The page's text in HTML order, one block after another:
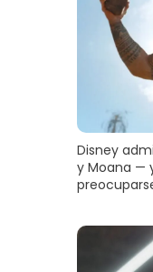
Disney
y Moana —